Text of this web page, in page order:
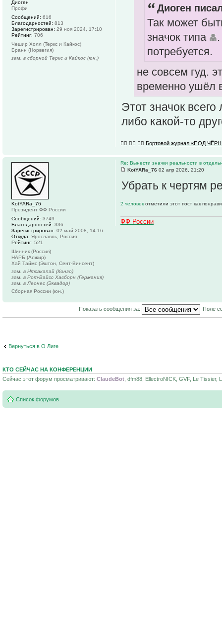
Диоген
Так может
значок типа
потребуется.
не совсем гуд.
временно ушёл
Этот значок
либо какой-то
🏴‍☠️ 🏴‍☠️ 🏴‍☠️ Бортовой журнал «ПОД
Диоген
Профи
Сообщений: 616
Благодарностей: 813
Зарегистрирован: 29 ноя 2024, 17:10
Рейтинг: 706
Чешир Холл (Теркс и Кайкос)
Бранн (Норвегия)
зам. в сборной Теркс и Кайкос (юн.)
Re: Вынести значки реальности в
KotYARa_76 02 апр 2026, 21:20
Убрать к чертям
2 человек отметили этот пост как
ФФ России
KotYARa_76
Президент ФФ России
Сообщений: 3749
Благодарностей: 336
Зарегистрирован: 02 май 2008, 14:16
Откуда: Ярославль, Россия
Рейтинг: 521
Шинник (Россия)
НАРБ (Алжир)
Хай Таймс (Эштон, Сент-Винсент)
зам. в Нтсакапай (Конго)
зам. в Рот-Вайсс Хасборн (Германия)
зам. в Леонес (Эквадор)
Сборная России (юн.)
Показать сообщения за: Поле
Вернуться в О Лиге
КТО СЕЙЧАС НА КОНФЕРЕНЦИИ
Сейчас этот форум просматривают: ClaudeBot , dfm88, EllectroNICK, GVF, Le
Список форумов